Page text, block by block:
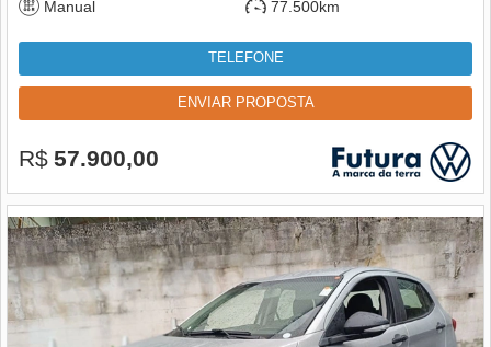
Manual
77.500km
TELEFONE
ENVIAR PROPOSTA
R$ 57.900,00